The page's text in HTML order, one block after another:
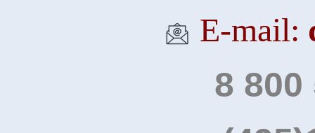
Е-mail:
8 800